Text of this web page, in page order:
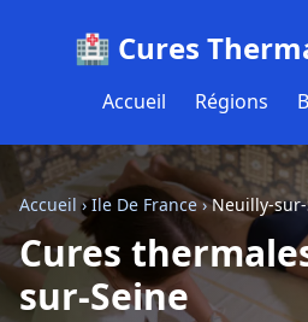
🏥 Cures
Accueil Régions
Accueil ›Ile De France›Neuilly-
Cures
sur-Seine